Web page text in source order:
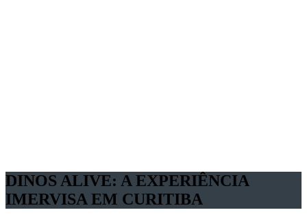
DINOS ALIVE: A EXPERIÊNCIA
IMERVISA EM CURITIBA